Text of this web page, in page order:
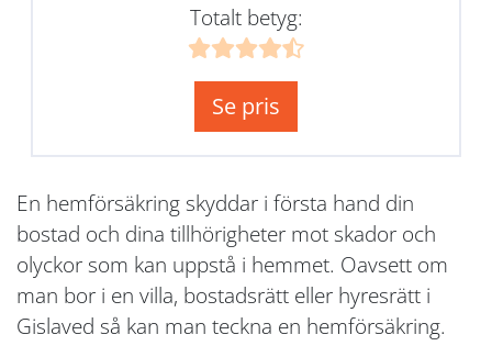
Totalt betyg:
Se pris
En hemförsäkring skyddar i första hand din
bostad och dina tillhörigheter mot skador och
olyckor som kan uppstå i hemmet. Oavsett om
man bor i en villa, bostadsrätt eller hyresrätt i
Gislaved så kan man teckna en hemförsäkring.